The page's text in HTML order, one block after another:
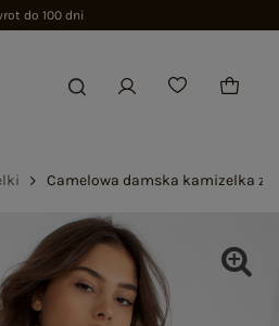
do 100 dni
Camelowa damska kamizelka z